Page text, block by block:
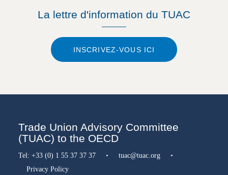
La lettre d'information du TUAC
INSCRIVEZ-VOUS ICI
Trade Union Advisory Committee
(TUAC) to the OECD
Tel: +33 (0) 1 55 37 37 37 • tuac@tuac.org
•
Privacy Policy